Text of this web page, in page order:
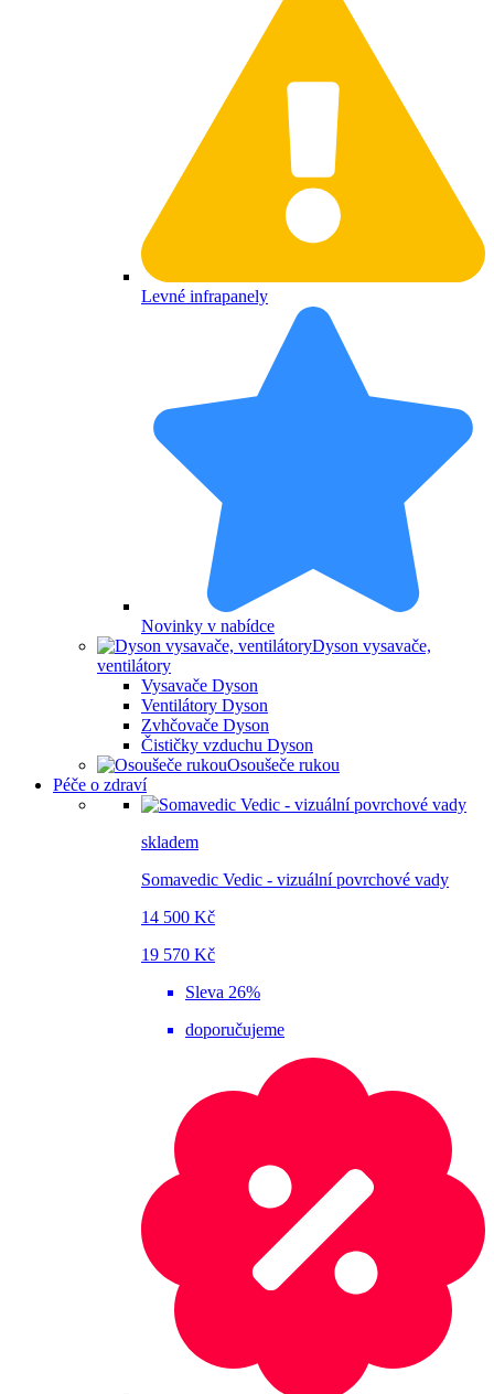
Levné infrapanely
Novinky v nabídce
Dyson vysavače,
ventilátory
Vysavače Dyson
Ventilátory Dyson
Zvhčovače Dyson
Čističky vzduchu Dyson
Osoušeče rukou
Péče o zdraví
skladem
Somavedic Vedic - vizuální povrchové vady
14 500 Kč
19 570 Kč
Sleva 26%
doporučujeme